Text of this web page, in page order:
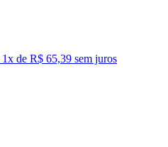
1x de R$ 65,39 sem juros